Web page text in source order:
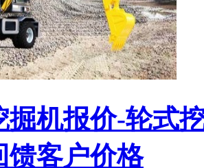
掘机报价-轮式
馈客户价格